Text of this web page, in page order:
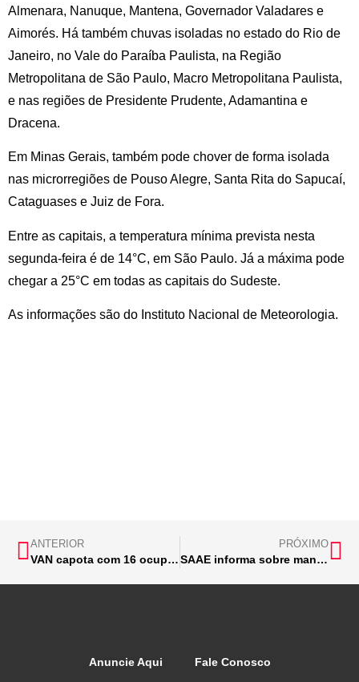
Almenara, Nanuque, Mantena, Governador Valadares e
Aimorés. Há também chuvas isoladas no estado do Rio de
Janeiro, no Vale do Paraíba Paulista, na Região
Metropolitana de São Paulo, Macro Metropolitana Paulista,
e nas regiões de Presidente Prudente, Adamantina e
Dracena.
Em Minas Gerais, também pode chover de forma isolada
nas microrregiões de Pouso Alegre, Santa Rita do Sapucaí,
Cataguases e Juiz de Fora.
Entre as capitais, a temperatura mínima prevista nesta
segunda-feira é de 14°C, em São Paulo. Já a máxima pode
chegar a 25°C em todas as capitais do Sudeste.
As informações são do Instituto Nacional de Meteorologia.
ANTERIOR
VAN capota com 16 ocupantes em São Gonçalo
PRÓXIMO
SAAE informa sobre manutenção no bairro Santa Ruth
Anuncie Aqui Fale Conosco